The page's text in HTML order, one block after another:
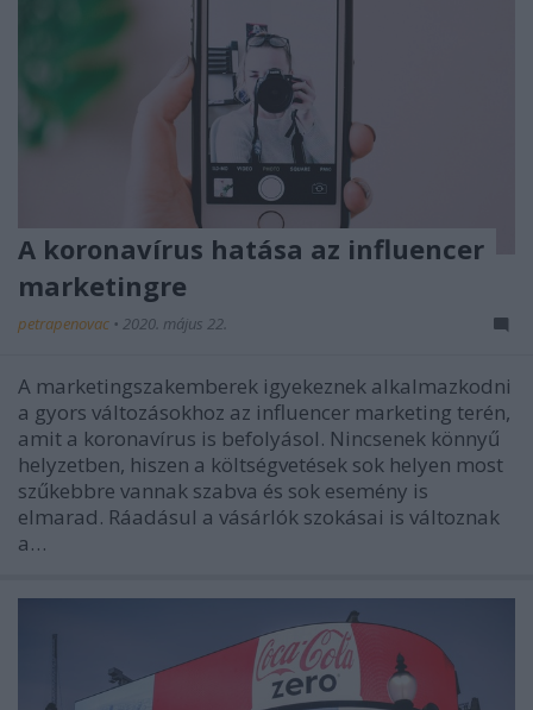
A koronavírus hatása az influencer
marketingre
petrapenovac • 2020. május 22.
A marketingszakemberek igyekeznek alkalmazkodni
a gyors változásokhoz az influencer marketing terén,
amit a koronavírus is befolyásol. Nincsenek könnyű
helyzetben, hiszen a költségvetések sok helyen most
szűkebbre vannak szabva és sok esemény is
elmarad. Ráadásul a vásárlók szokásai is változnak
a…